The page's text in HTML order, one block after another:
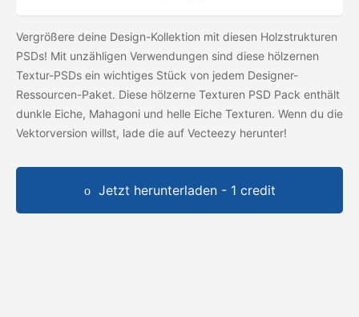
Vergrößere deine Design-Kollektion mit diesen Holzstrukturen
PSDs! Mit unzähligen Verwendungen sind diese hölzernen
Textur-PSDs ein wichtiges Stück von jedem Designer-
Ressourcen-Paket. Diese hölzerne Texturen PSD Pack enthält
dunkle Eiche, Mahagoni und helle Eiche Texturen. Wenn du die
Vektorversion willst, lade die auf Vecteezy herunter!
Jetzt herunterladen - 1 credit